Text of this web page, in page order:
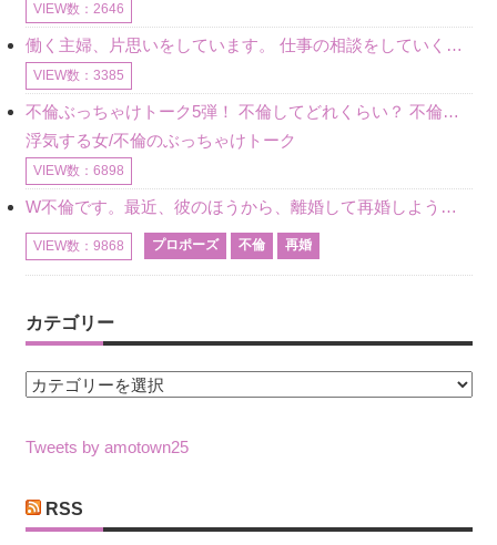
VIEW数：2646
働く主婦、片思いをしています。 仕事の相談をしていくうちに、彼のことを好きになりました。私には夫も子供もいます。不倫をしているわけでもなく、もちろん、この気持ちは誰にも話していません。 ラインをする関
VIEW数：3385
不倫ぶっちゃけトーク5弾！ 不倫してどれくらい？ 不倫のあれこれを、なんでもどうぞ♪♪
浮気する女/不倫のぶっちゃけトーク
VIEW数：6898
W不倫です。最近、彼のほうから、離婚して再婚しよう、と言ってきました。ハッキリいうと、そこまでは考えていませんでした。彼を好きな気持ちはあるし、彼なしの生活は考えられません。だけど、離婚して再婚すると
VIEW数：9868 プロポーズ 不倫 再婚
カテゴリー
カ
ゴ
ー
Tweets by amotown25
RSS